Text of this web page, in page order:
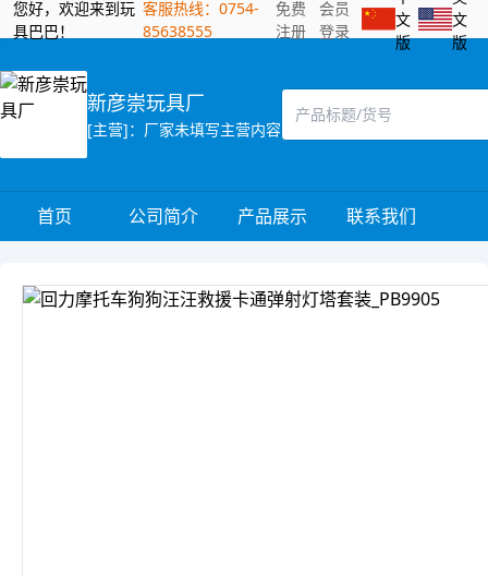
您好，欢迎来到玩
具巴巴！
客服热线：0754-
85638555
免费
注册
会员
登录
文
版
文
版
新彦崇玩具厂
[主营]：厂家未填写主营内容
首页 公司简介 产品展示 联系我们